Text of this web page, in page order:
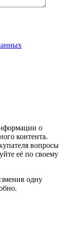
о
контента.
вопросы
её по своему
одну